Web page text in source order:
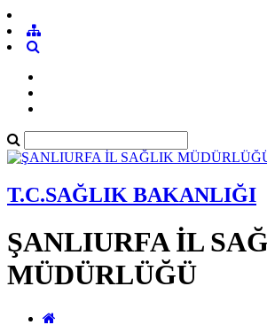
T.C.SAĞLIK BAKANLIĞI
ŞANLIURFA İL
MÜDÜRLÜĞÜ